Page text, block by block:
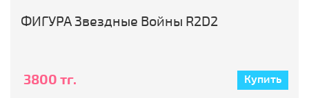
ФИГУРА Звездные Войны R2D2
3800 тг. Купить